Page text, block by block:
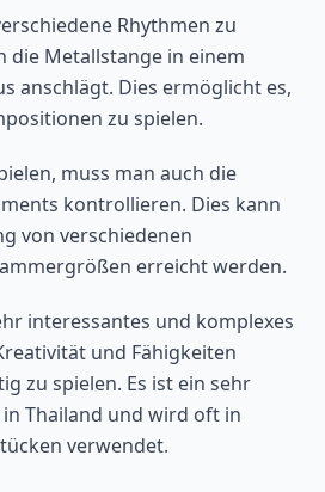
Rhythmen zu
die Metallstange in einem
anschlägt. Dies ermöglicht es,
zu spielen.
muss man auch die
kontrollieren. Dies kann
von verschiedenen
erreicht werden.
interessantes und komplexes
und Fähigkeiten
zu spielen. Es ist ein sehr
Thailand und wird oft in
verwendet.